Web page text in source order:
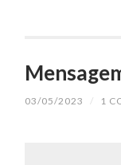
03/05/2023 / 1